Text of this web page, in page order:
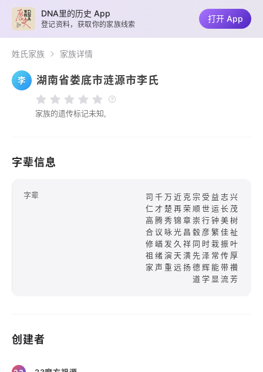
姓氏家族 家族详情
李 湖南省娄底市涟源市李氏
家族的遗传标记未知,
字辈信息
字辈
司千万近克宗受益志兴
仁才楚再荣顺世运长茂
高腾秀锦章崇行钟美树
合议咏光昌毂彦繁佳祉
修崷发久祥同时栽振叶
祖绪演天潢先泽常传厚
家声重远扬德辉能带禶
道学显流芳
创建者
DNA里的历史 App
登记资料，获取你的家族线索
打开 App